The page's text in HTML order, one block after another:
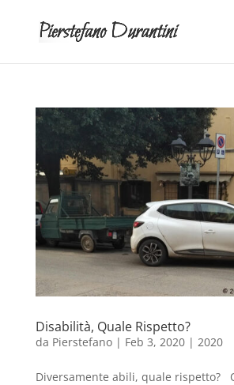
Disabilità, Quale Rispetto?
da Pierstefano| Feb 3, 2020| 2020
Diversamente abili, quale rispetto?